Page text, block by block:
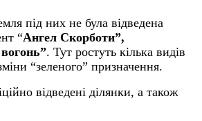
під них не була відведена
“Ангел Скорботи”,
. Тут ростуть кілька видів
“зеленого” призначення.
відведені ділянки, а також